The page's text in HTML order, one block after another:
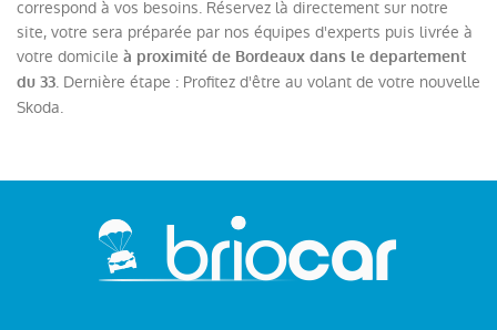
correspond à vos besoins. Réservez là directement sur notre
site, votre sera préparée par nos équipes d'experts puis livrée à
votre domicile à proximité de Bordeaux dans le departement
du 33. Dernière étape : Profitez d'être au volant de votre nouvelle
Skoda.